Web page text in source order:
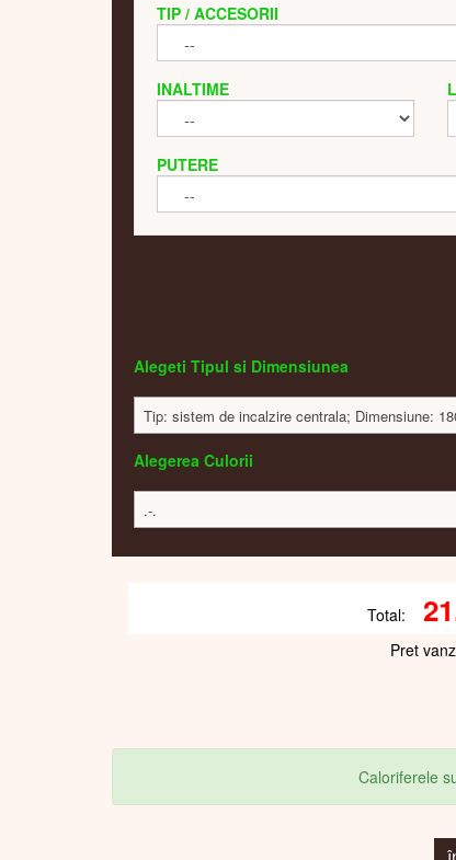
TIP / ACCESORII
INALTIME
PUTERE
Alegeti Tipul si Dimensiunea
Tip: sistem de incalzire centrala; Dimensiune:
Alegerea Culorii
.-.
Total:
Pret
Caloriferele